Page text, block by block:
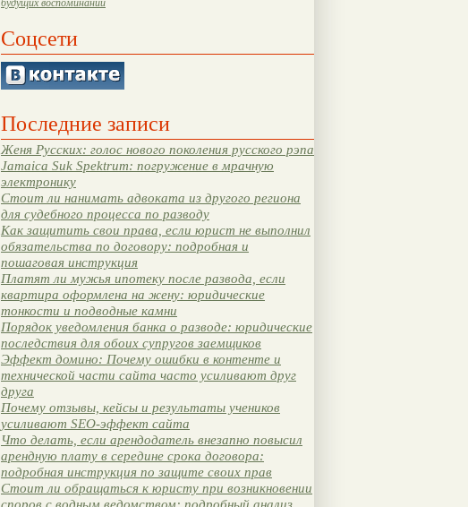
будущих воспоминаний
Соцсети
Последние записи
Женя Русских: голос нового поколения русского рэпа
Jamaica Suk Spektrum: погружение в мрачную
электронику
Стоит ли нанимать адвоката из другого региона
для судебного процесса по разводу
Как защитить свои права, если юрист не выполнил
обязательства по договору: подробная и
пошаговая инструкция
Платят ли мужья ипотеку после развода, если
квартира оформлена на жену: юридические
тонкости и подводные камни
Порядок уведомления банка о разводе: юридические
последствия для обоих супругов заемщиков
Эффект домино: Почему ошибки в контенте и
технической части сайта часто усиливают друг
друга
Почему отзывы, кейсы и результаты учеников
усиливают SEO-эффект сайта
Что делать, если арендодатель внезапно повысил
арендную плату в середине срока договора:
подробная инструкция по защите своих прав
Стоит ли обращаться к юристу при возникновении
споров с водным ведомством: подробный анализ,